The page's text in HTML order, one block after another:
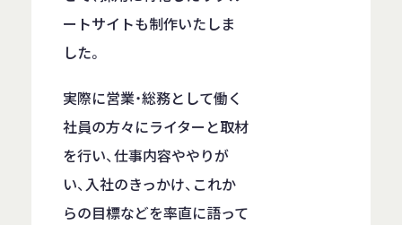
ートサイトも制作いたしま
した。
実際に営業・総務として働く
社員の方々にライターと取材
を行い、仕事内容ややりが
い、入社のきっかけ、これか
らの目標などを率直に語って